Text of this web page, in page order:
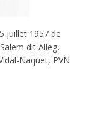
juillet 1957 de
dit Alleg.
Naquet, PVN